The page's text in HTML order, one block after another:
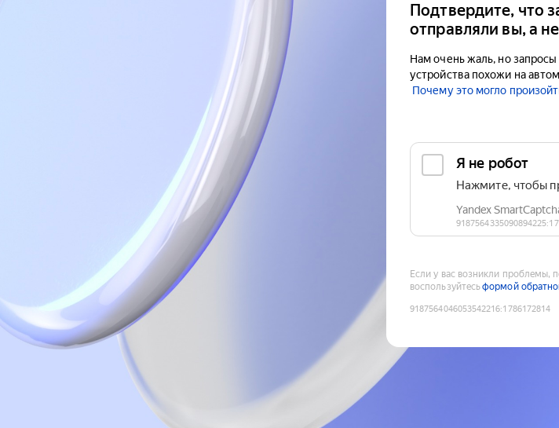
Подтвердите, что
отправляли вы, а
Нам очень жаль, но запросы
устройства похожи на
Почему это могло
Если у вас возникли проблемы,
воспользуйтесьформой
9187564046053542216:1786172814